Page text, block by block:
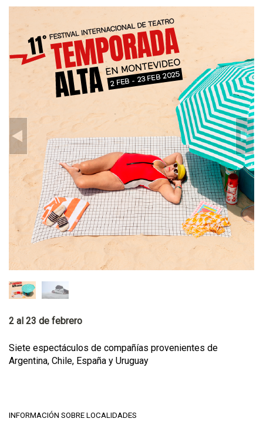
2 al 23 de febrero
Siete espectáculos de compañías provenientes de
Argentina, Chile, España y Uruguay
INFORMACIÓN SOBRE LOCALIDADES